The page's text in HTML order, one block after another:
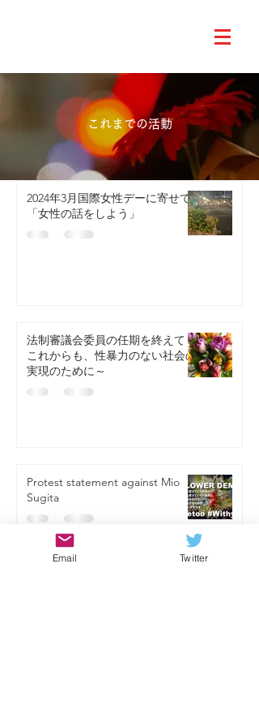
これまでの活動
2024年3月国際女性デーに寄せて
「女性の話をしよう」
法制審議会委員の任期を終えて～
これからも、性暴力のない社会の
実現のために～
Protest statement against Mio
Sugita
Email Twitter